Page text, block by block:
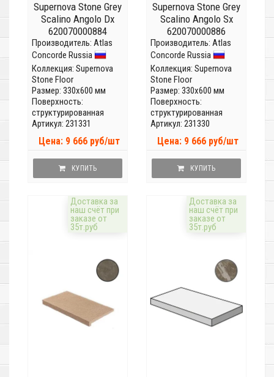
Supernova Stone Grey
Scalino Angolo Dx
620070000884
Производитель: Atlas
Concorde Russia
Коллекция: Supernova
Stone Floor
Размер: 330x600 мм
Поверхность:
структурированная
Артикул: 231331
Цена: 9 666 руб/шт
КУПИТЬ
Supernova Stone Grey
Scalino Angolo Sx
620070000886
Производитель: Atlas
Concorde Russia
Коллекция: Supernova
Stone Floor
Размер: 330x600 мм
Поверхность:
структурированная
Артикул: 231330
Цена: 9 666 руб/шт
КУПИТЬ
Доставка за
наш счёт при
заказе от
35т.руб
Доставка за
наш счёт при
заказе от
35т.руб